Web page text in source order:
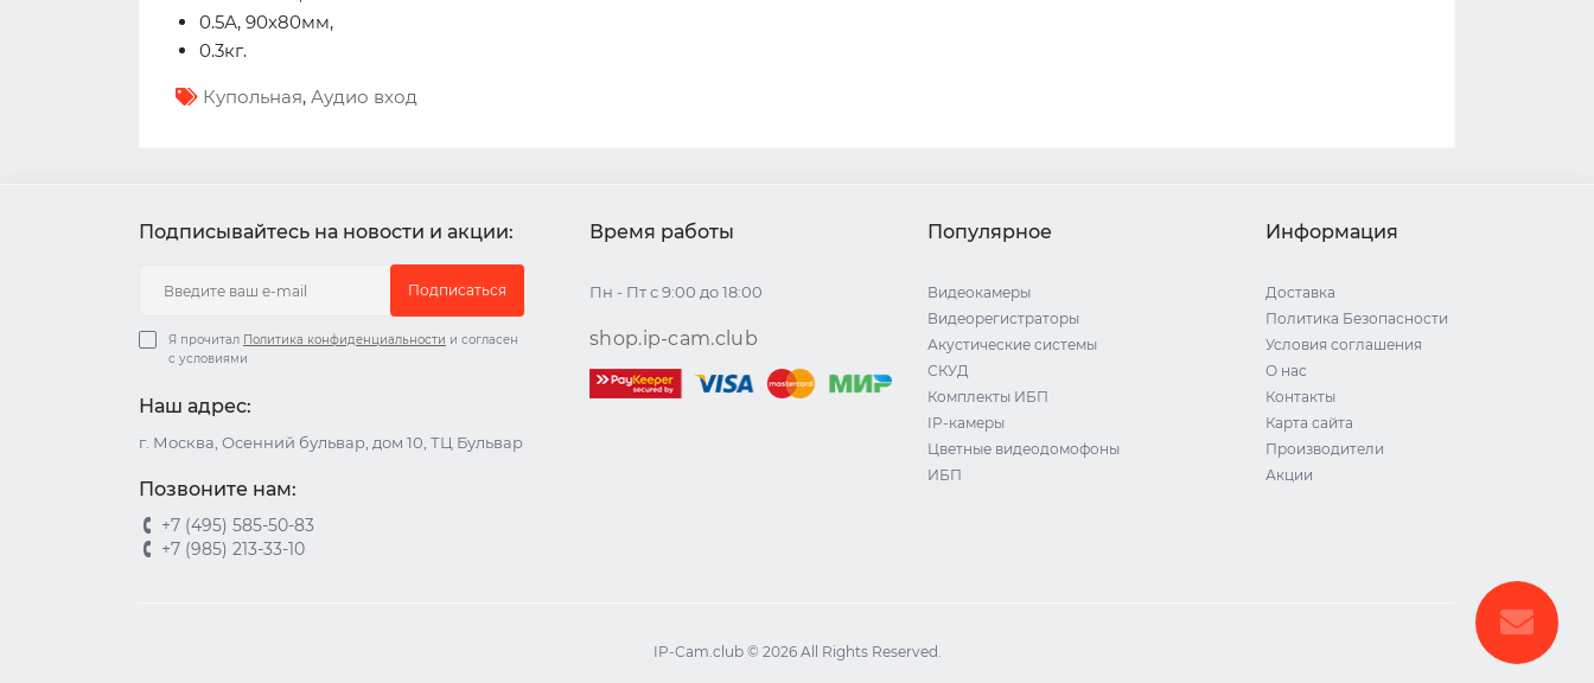
0.5А, 90x80мм,
0.3кг.
Купольная, Аудио вход
Подписывайтесь на новости и акции:
Подписаться
Я прочитал Политика конфиденциальности и согласен
с условиями
Наш адрес:
г. Москва, Осенний бульвар, дом 10, ТЦ Бульвар
Позвоните нам:
+7 (495) 585-50-83
+7 (985) 213-33-10
Время работы
Пн - Пт с 9:00 до 18:00
shop.ip-cam.club
Популярное
Видеокамеры
Видеорегистраторы
Акустические системы
СКУД
Комплекты ИБП
IP-камеры
Цветные видеодомофоны
ИБП
Информация
Доставка
Политика Безопасности
Условия соглашения
О нас
Контакты
Карта сайта
Производители
Акции
IP-Cam.club © 2026 All Rights Reserved.